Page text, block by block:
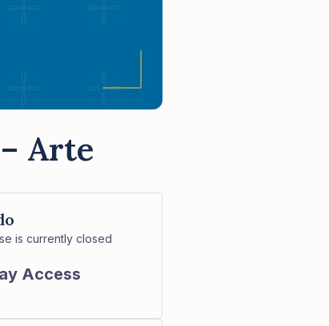
Arte
is currently closed
Access